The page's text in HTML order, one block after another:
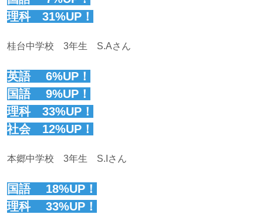
理科 31%UP！
桂台中学校 3年生 S.Aさん
英語 6%UP！
国語 9%UP！
理科 33%UP！
社会 12%UP！
本郷中学校 3年生 S.Iさん
国語 18%UP！
理科 33%UP！